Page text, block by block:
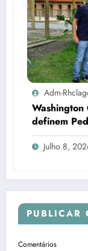
Adm-
definem
candidatos
Julho 8,
PUBLICAR
Comentários